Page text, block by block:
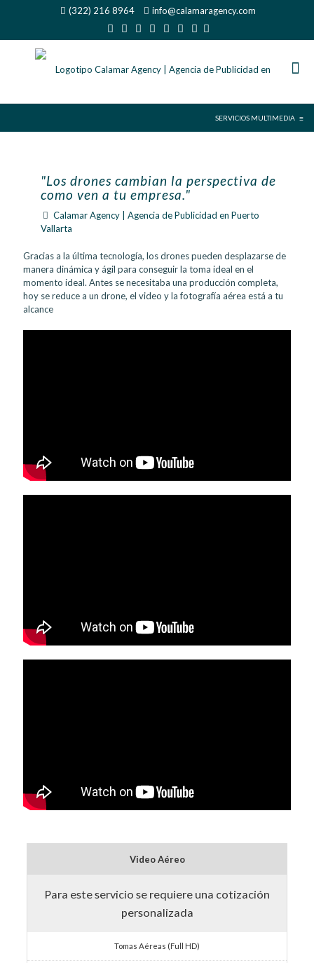
(322) 216 8964 info@calamaragency.com
SERVICIOS MULTIMEDIA ≡
"Los drones cambian la perspectiva de
como ven a tu empresa."
Calamar Agency | Agencia de Publicidad en Puerto
Vallarta
Gracias a la última tecnología, los drones pueden desplazarse de
manera dinámica y ágil para conseguir la toma ideal en el
momento ideal. Antes se necesitaba una producción completa,
hoy se reduce a un drone, el video y la fotografía aérea está a tu
alcance
Video Aéreo
Para este servicio se requiere una cotización
personalizada
Tomas Aéreas (Full HD)